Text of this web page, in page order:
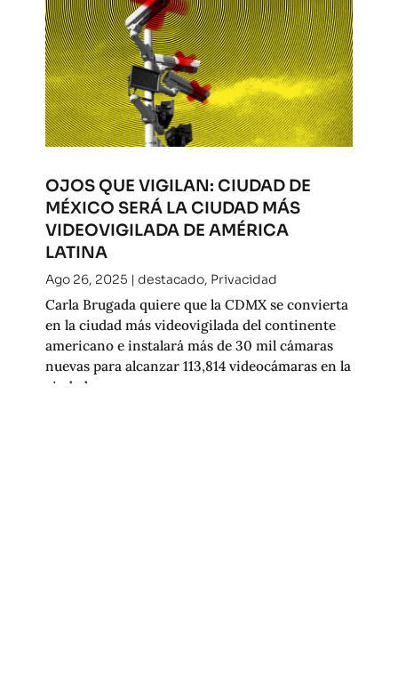
OJOS QUE VIGILAN: CIUDAD DE
MÉXICO SERÁ LA CIUDAD MÁS
VIDEOVIGILADA DE AMÉRICA
LATINA
Ago 26, 2025 | destacado, Privacidad
Carla Brugada quiere que la CDMX se convierta
en la ciudad más videovigilada del continente
americano e instalará más de 30 mil cámaras
nuevas para alcanzar 113,814 videocámaras en la
ciudad.